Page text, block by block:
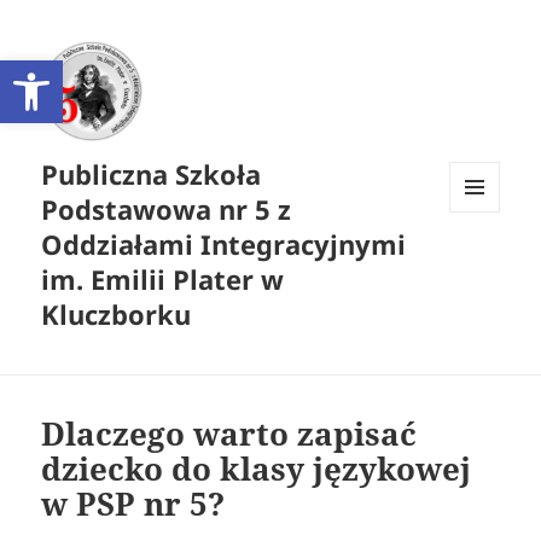
Otwórz pasek narzędzi
Publiczna Szkoła
Podstawowa nr 5 z
Oddziałami Integracyjnymi
im. Emilii Plater w
Kluczborku
Dlaczego warto zapisać
dziecko do klasy językowej
w PSP nr 5?